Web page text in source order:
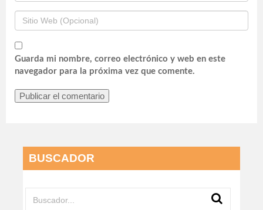
Guarda mi nombre, correo electrónico y web en este
navegador para la próxima vez que comente.
BUSCADOR